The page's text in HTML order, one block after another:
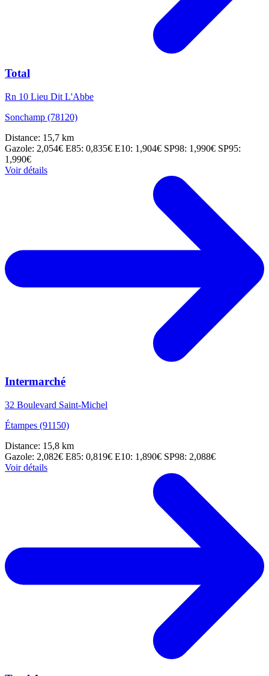
Total
Rn 10 Lieu Dit L'Abbe
Sonchamp (78120)
Distance: 15,7 km
Gazole: 2,054€ E85: 0,835€ E10: 1,904€ SP98: 1,990€ SP95:
1,990€
Voir détails
Intermarché
32 Boulevard Saint-Michel
Étampes (91150)
Distance: 15,8 km
Gazole: 2,082€ E85: 0,819€ E10: 1,890€ SP98: 2,088€
Voir détails